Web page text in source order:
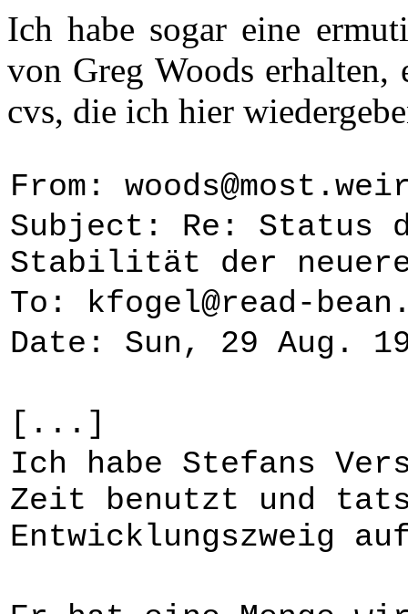
Ich habe sogar eine
von Greg Woods
cvs, die ich hier
From:
Subject: Re: Status
Stabilität der
To: kfogel@read-
Date: Sun, 29 Aug.
[...]
Ich habe Stefans
Zeit benutzt und
Entwicklungszweig